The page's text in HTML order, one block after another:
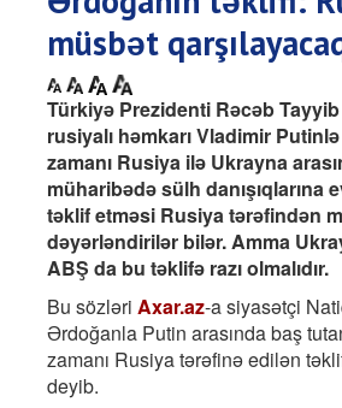
müsbət
Türkiyə Prezidenti Rəcəb
rusiyalı həmkarı Vladimir Putinlə
zamanı Rusiya ilə Ukrayna
müharibədə sülh danışıqlarına
təklif etməsi Rusiya tərəfindən
dəyərləndirilər bilər. Amma
ABŞ da bu təklifə razı olmalıdır.
Bu sözləri Axar.az-a siyasətçi
Ərdoğanla Putin arasında baş
zamanı Rusiya tərəfinə edilən
deyib.